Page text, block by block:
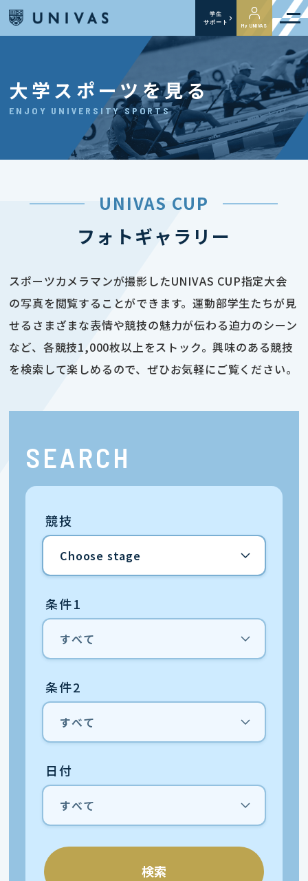
学生
サポート
My UNIVAS
大学スポーツを見る
ENJOY UNIVERSITY SPORTS
UNIVAS CUP
フォトギャラリー
スポーツカメラマンが撮影したUNIVAS CUP指定大会
の写真を閲覧することができます。運動部学生たちが見
せるさまざまな表情や競技の魅力が伝わる迫力のシーン
など、各競技1,000枚以上をストック。興味のある競技
を検索して楽しめるので、ぜひお気軽にご覧ください。
SEARCH
競技
条件1
条件2
日付
検索